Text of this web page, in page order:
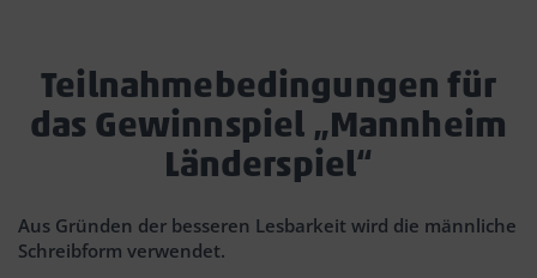
Teilnahmebedingungen für
das Gewinnspiel „Mannheim
Länderspiel“
Aus Gründen der besseren Lesbarkeit wird die männliche
Schreibform verwendet.